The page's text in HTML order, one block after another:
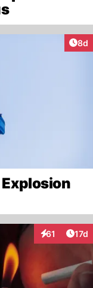
8d
61
Interaktionen
17d